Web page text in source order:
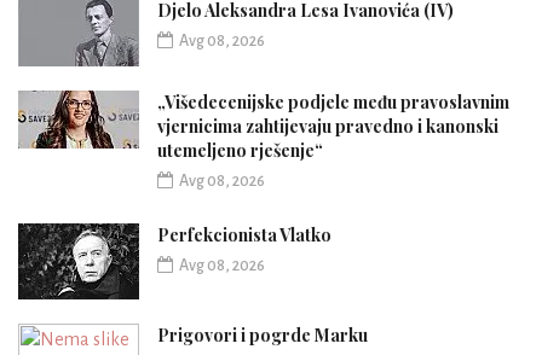
Djelo Aleksandra Lesa Ivanovića (IV)
Avg 08, 2026
„Višedecenijske podjele među pravoslavnim
vjernicima zahtijevaju pravedno i kanonski
utemeljeno rješenje“
Avg 08, 2026
Perfekcionista Vlatko
Avg 08, 2026
Prigovori i pogrde Marku